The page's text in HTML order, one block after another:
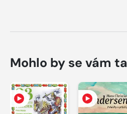
Mohlo by se vám